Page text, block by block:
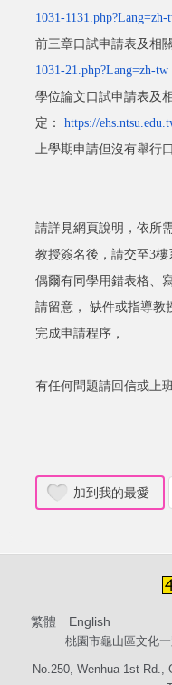
1031-1131.php?Lang=zh-
前三章口試申請表及相
1031-21.php?Lang=zh-tw
學位論文口試申請表及
定： https://
上學期申請但沒有舉行
請詳見網頁說明，依所
教授簽名後，請交至3樓
偶爾有同學用錯表格、
請留意， 缺件或指導教
完成申請程序，
有任何問題請回信或上
加到我的最愛
繁體 English
桃園市龜山區文化
No.250, Wenhua 1st Rd.,